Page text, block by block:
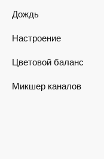
Дождь
Настроение
Цветовой баланс
Микшер каналов